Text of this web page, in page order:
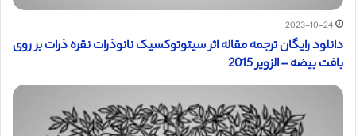
2023-10-24
دانلود رایگان ترجمه مقاله اثر سیتوتوکسیک نانوذرات نقره ذرات بر روی
بافت بیضه – الزویر 2015